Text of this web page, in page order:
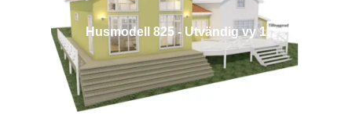
Husmodell 825 - Utvändig vy 1